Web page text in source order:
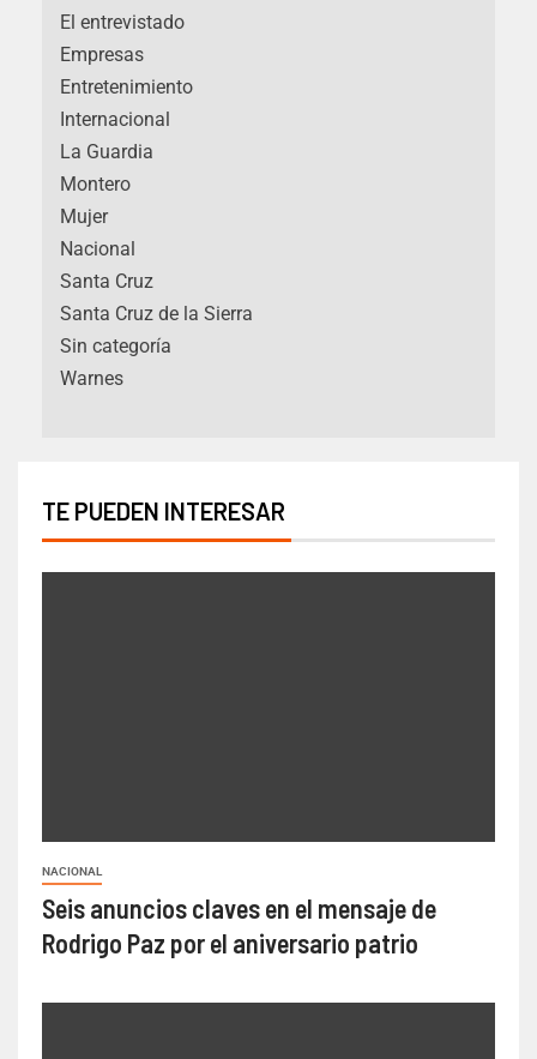
El entrevistado
Empresas
Entretenimiento
Internacional
La Guardia
Montero
Mujer
Nacional
Santa Cruz
Santa Cruz de la Sierra
Sin categoría
Warnes
TE PUEDEN INTERESAR
NACIONAL
Seis anuncios claves en el mensaje de
Rodrigo Paz por el aniversario patrio